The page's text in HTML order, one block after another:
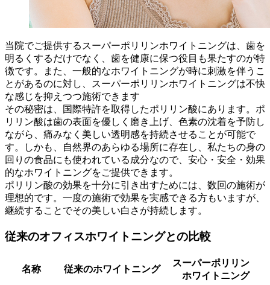
当院でご提供するスーパーポリリンホワイトニングは、歯を
明るくするだけでなく、歯を健康に保つ役目も果たすのが特
徴です。また、一般的なホワイトニングが時に刺激を伴うこ
とがあるのに対し、スーパーポリリンホワイトニングは不快
な感じを抑えつつ施術できます
その秘密は、国際特許を取得したポリリン酸にあります。ポ
リリン酸は歯の表面を優しく磨き上げ、色素の沈着を予防し
ながら、痛みなく美しい透明感を持続させることが可能で
す。しかも、自然界のあらゆる場所に存在し、私たちの身の
回りの食品にも使われている成分なので、安心・安全・効果
的なホワイトニングをご提供できます。
ポリリン酸の効果を十分に引き出すためには、数回の施術が
理想的です。一度の施術で効果を実感できる方もいますが、
継続することでその美しい白さが持続します。
従来のオフィスホワイトニングとの比較
名称 従来のホワイトニング
スーパーポリリン
ホワイトニング